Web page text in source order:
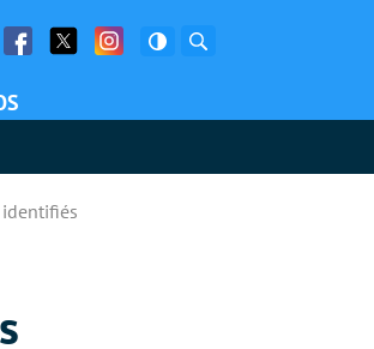
Facebook
Twitter Facebook